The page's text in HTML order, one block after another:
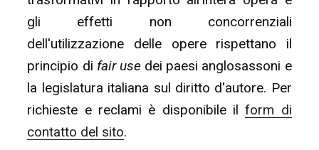
gli effetti non concorrenziali
dell'utilizzazione delle opere rispettano il
principio di fair usedei paesi anglosassoni e
la legislatura italiana sul diritto d'autore. Per
richieste e reclami è disponibile ilform di
contatto del sito.